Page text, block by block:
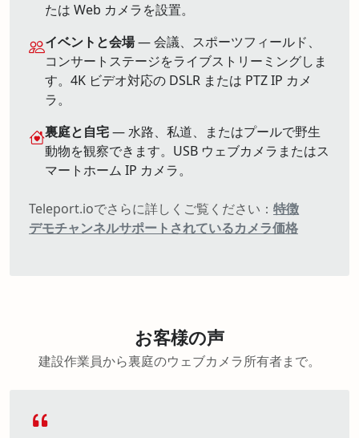
たは Web カメラを設置。
イベントと会場— 会議、スポーツフィールド、
コンサートステージをライブストリーミングしま
す。4K ビデオ対応の DSLR または PTZ IP カメ
ラ。
裏庭と自宅— 水路、私道、またはプールで野生
動物を観察できます。USB ウェブカメラまたはス
マートホーム IP カメラ。
Teleport.ioでさらに詳しくご覧ください： 特徴
デモチャンネルサポートされているカメラ価格
お客様の声
建設作業員から裏庭のウェブカメラ所有者まで。